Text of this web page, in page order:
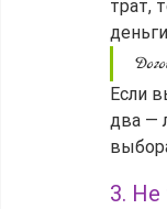
трат,
Если
два —
3.